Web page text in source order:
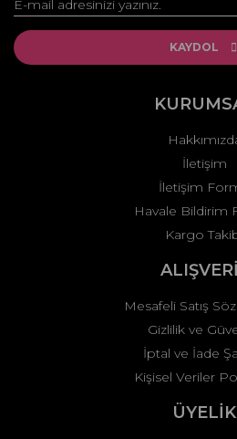
Ürün resmi kalitesiz, bozuk veya
Ürün açıklamasında eksik bilgiler
Ürün fiyatı diğer sitelerden daha
Gönder
KAYDOL
İletişim
İletişim
Havale Bildirim
Kargo
Mesafeli Satış
Gizlilik ve
İptal ve İade
Kişisel Veriler
ÜYELİK